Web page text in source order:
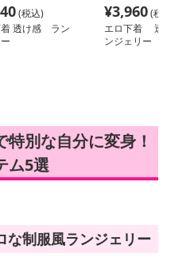
(税込)
着 透け感 ラン
¥3,960(税
エロ下着 透
ンジェリー
別な自分に変身！
ム5選
な制服風ランジェリー